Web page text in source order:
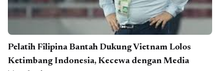
Pelatih Filipina Bantah Dukung Vietnam Lolos
Ketimbang Indonesia, Kecewa dengan Media